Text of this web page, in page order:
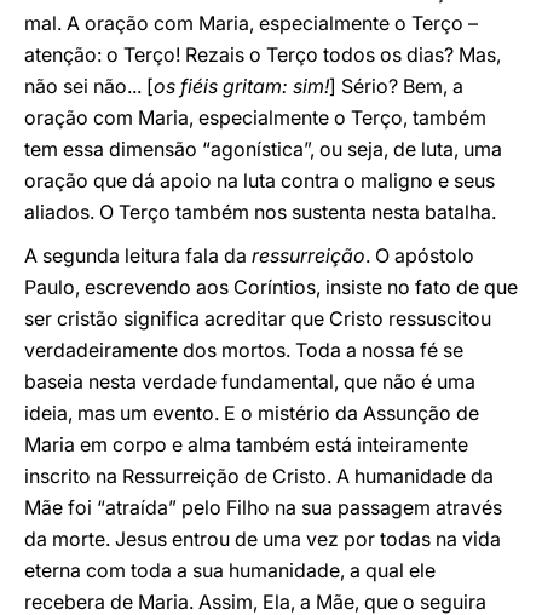
mal. A oração com Maria, especialmente o Terço –
atenção: o Terço! Rezais o Terço todos os dias? Mas,
não sei não... [os fiéis gritam: sim!] Sério? Bem, a
oração com Maria, especialmente o Terço, também
tem essa dimensão “agonística”, ou seja, de luta, uma
oração que dá apoio na luta contra o maligno e seus
aliados. O Terço também nos sustenta nesta batalha.
A segunda leitura fala da ressurreição. O apóstolo
Paulo, escrevendo aos Coríntios, insiste no fato de que
ser cristão significa acreditar que Cristo ressuscitou
verdadeiramente dos mortos. Toda a nossa fé se
baseia nesta verdade fundamental, que não é uma
ideia, mas um evento. E o mistério da Assunção de
Maria em corpo e alma também está inteiramente
inscrito na Ressurreição de Cristo. A humanidade da
Mãe foi “atraída” pelo Filho na sua passagem através
da morte. Jesus entrou de uma vez por todas na vida
eterna com toda a sua humanidade, a qual ele
recebera de Maria. Assim, Ela, a Mãe, que o seguira